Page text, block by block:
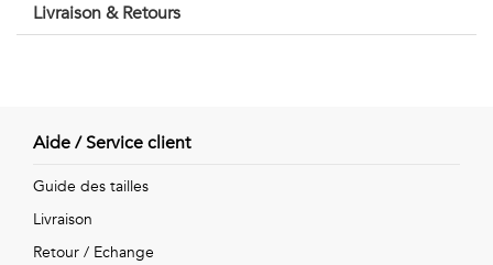
Voir
Livraison & Retours
Aide / Service client
Guide des tailles
Livraison
Retour / Echange